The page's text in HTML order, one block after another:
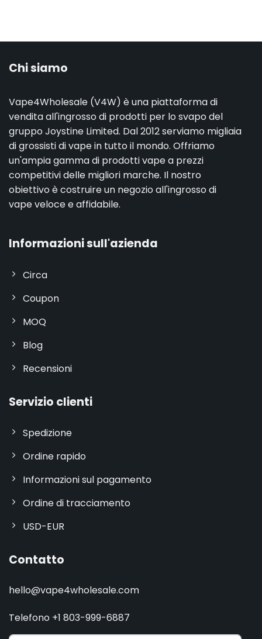
Chi siamo
Vape4Wholesale (V4W) è una piattaforma di
vendita all'ingrosso di prodotti per lo svapo del
gruppo Joystine Limited. Dal 2012 serviamo migliaia
di grossisti di vape in tutto il mondo. Offriamo
un'ampia gamma di prodotti vape a prezzi
competitivi delle migliori marche. Il nostro
obiettivo è costruire un negozio all'ingrosso di
vape veloce e affidabile.
Informazioni sull'azienda
Circa
Coupon
MOQ
Blog
Recensioni
Servizio clienti
Spedizione
Ordine rapido
Informazioni sul pagamento
Ordine di tracciamento
USD-EUR
Contatto
hello@vape4wholesale.com
Telefono +1 803-999-6887